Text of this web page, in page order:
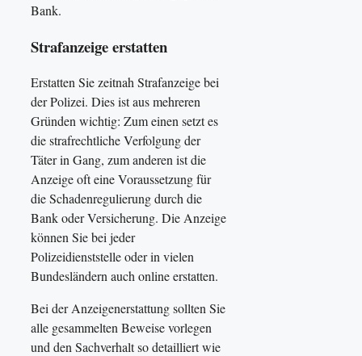
Bank.
Strafanzeige erstatten
Erstatten Sie zeitnah Strafanzeige bei
der Polizei. Dies ist aus mehreren
Gründen wichtig: Zum einen setzt es
die strafrechtliche Verfolgung der
Täter in Gang, zum anderen ist die
Anzeige oft eine Voraussetzung für
die Schadenregulierung durch die
Bank oder Versicherung. Die Anzeige
können Sie bei jeder
Polizeidienststelle oder in vielen
Bundesländern auch online erstatten.
Bei der Anzeigenerstattung sollten Sie
alle gesammelten Beweise vorlegen
und den Sachverhalt so detailliert wie